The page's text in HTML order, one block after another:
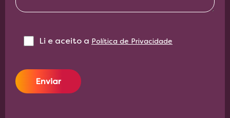
Li e aceito a‎ ‎ Política de Privacidade
Enviar